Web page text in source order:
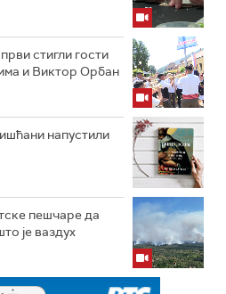
стигли гости
и Виктор Орбан
напустили
пешчаре да
је ваздух